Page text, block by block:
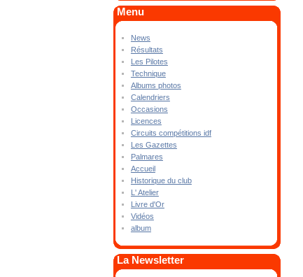
Menu
News
Résultats
Les Pilotes
Technique
Albums photos
Calendriers
Occasions
Licences
Circuits compétitions idf
Les Gazettes
Palmares
Accueil
Historique du club
L' Atelier
Livre d'Or
Vidéos
album
La Newsletter